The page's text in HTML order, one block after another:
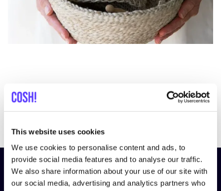
This website uses cookies
We use cookies to personalise content and ads, to
provide social media features and to analyse our traffic.
We also share information about your use of our site with
our social media, advertising and analytics partners who
Schrijf je in op onze nieuwsbrief
en blijf op de hoogte!